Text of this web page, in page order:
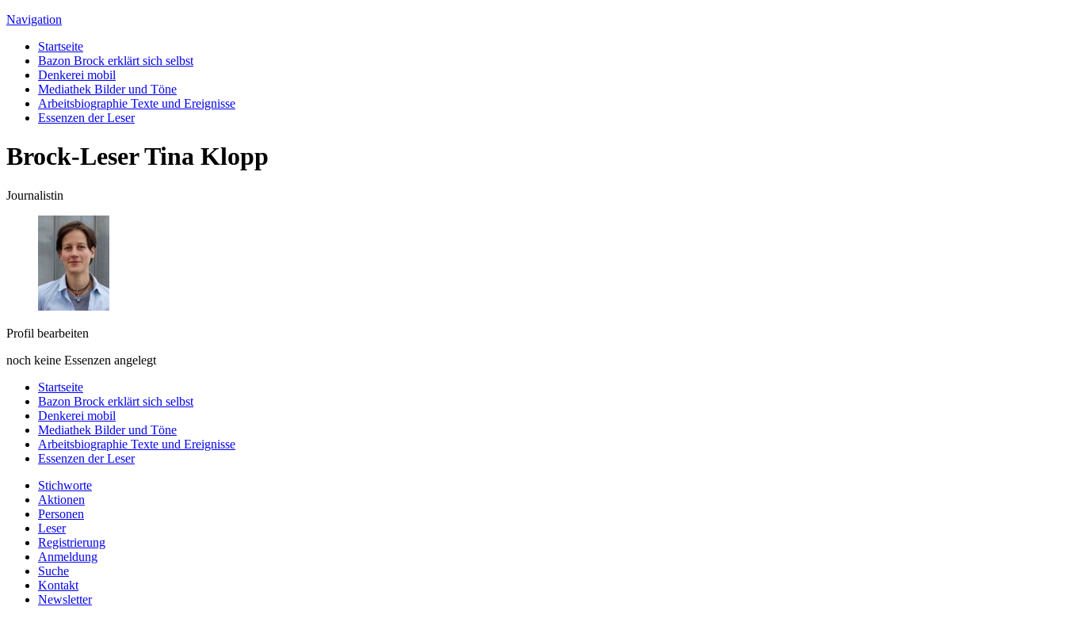
Navigation
Startseite
Bazon Brock erklärt sich selbst
Denkerei mobil
Mediathek Bilder und Töne
Arbeitsbiographie Texte und Ereignisse
Essenzen der Leser
Brock-LeserTina Klopp
Journalistin
Profil bearbeiten
noch keine Essenzen angelegt
Startseite
Bazon Brock erklärt sich selbst
Denkerei mobil
Mediathek Bilder und Töne
Arbeitsbiographie Texte und Ereignisse
Essenzen der Leser
Stichworte
Aktionen
Personen
Leser
Registrierung
Anmeldung
Suche
Kontakt
Newsletter